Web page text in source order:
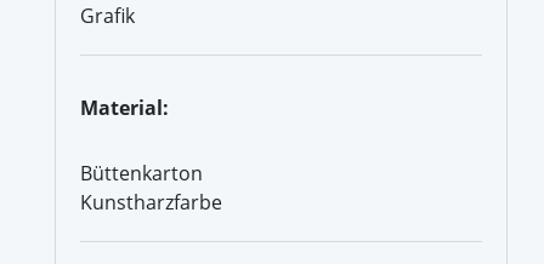
Grafik
Material:
Büttenkarton
Kunstharzfarbe